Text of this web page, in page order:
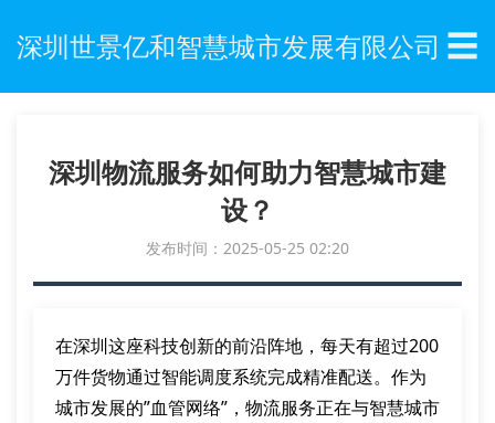
深圳世景亿和智慧城市发展有限公司 ☰
深圳物流服务如何助力智慧城市建
设？
发布时间：2025-05-25 02:20
在深圳这座科技创新的前沿阵地，每天有超过200
万件货物通过智能调度系统完成精准配送。作为
城市发展的”血管网络”，物流服务正在与智慧城市